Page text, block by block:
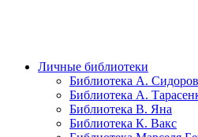
Личные библиотеки
Библиотека А.
Библиотека А.
Библиотека В. Яна
Библиотека К. Вакс